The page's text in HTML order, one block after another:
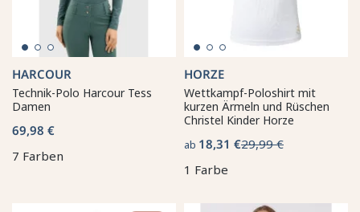
HARCOUR
Technik-Polo Harcour Tess
Damen
69,98 €
7 Farben
HORZE
Wettkampf-Poloshirt mit
kurzen Ärmeln und Rüschen
Christel Kinder Horze
ab 18,31 €29,99 €
1 Farbe